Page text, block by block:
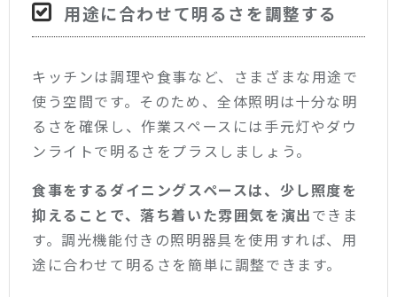
用途に合わせて明るさを調整する
キッチンは調理や食事など、さまざまな用途で
使う空間です。そのため、全体照明は十分な明
るさを確保し、作業スペースには手元灯やダウ
ンライトで明るさをプラスしましょう。
食事をするダイニングスペースは、少し照度を
抑えることで、落ち着いた雰囲気を演出できま
す。調光機能付きの照明器具を使用すれば、用
途に合わせて明るさを簡単に調整できます。